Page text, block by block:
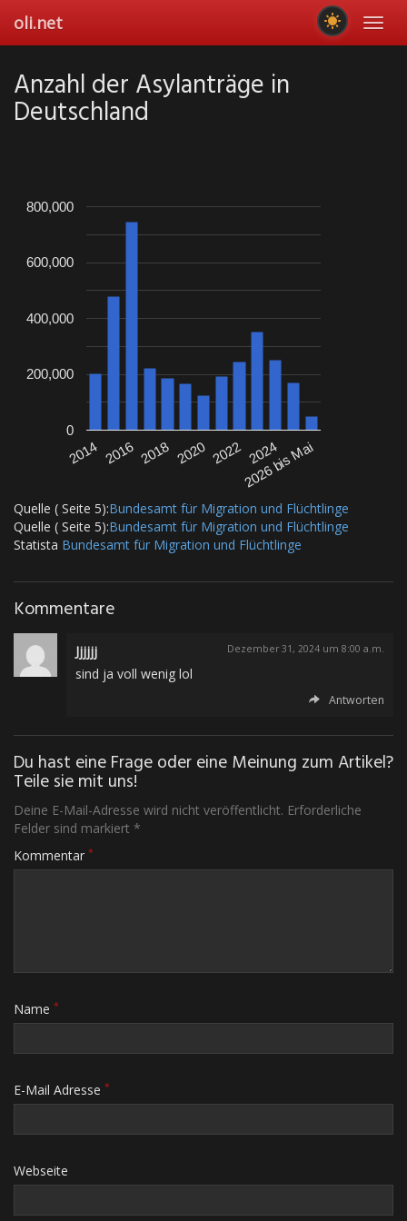
main
oli.net
Anzahl der Asylanträge in
Deutschland
2014 2016 2018 2020 2022 2024
2026 bis Mai
0
200,000
400,000
600,000
800,000
Quelle ( Seite 5):Bundesamt für Migration und Flüchtlinge
Quelle ( Seite 5):Bundesamt für Migration und Flüchtlinge
Statista Bundesamt für Migration und Flüchtlinge
Kommentare
Jjjjjj Dezember 31, 2024 um 8:00 a.m.
sind ja voll wenig lol
Antworten
Du hast eine Frage oder eine Meinung zum Artikel?
Teile sie mit uns!
Deine E-Mail-Adresse wird nicht veröffentlicht. Erforderliche
Felder sind markiert *
Kommentar *
Name *
E-Mail Adresse *
Webseite